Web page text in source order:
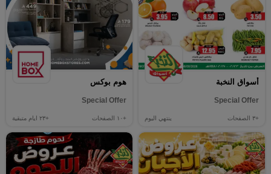
أسواق النخبة
Special Offer
+٣ الصفحات ينتهي اليوم
هوم بوكس
Special Offer
+١٠ الصفحات +٢٣ ايام متبقية